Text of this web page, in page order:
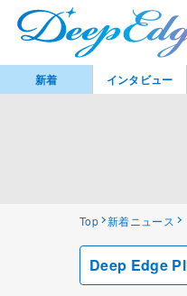
Top 新着ニュース
Deep Edge
新着 インタビュー